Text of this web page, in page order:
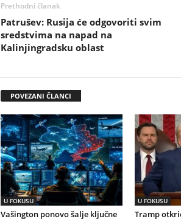
Prethodni članak
Patrušev: Rusija će odgovoriti svim
sredstvima na napad na
Kalinjingradsku oblast
POVEZANI ČLANCI
U FOKUSU
Vašington ponovo šalje ključne
U FOKUSU
Tramp